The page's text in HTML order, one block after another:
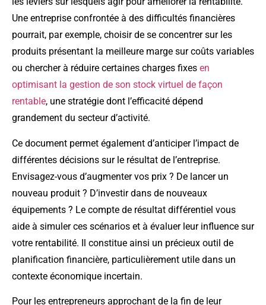
Une entreprise confrontée à des difficultés financières
pourrait, par exemple, choisir de se concentrer sur les
produits présentant la meilleure marge sur coûts variables
ou chercher à réduire certaines charges fixes en
optimisant la gestion de son stock virtuel de façon
rentable, une stratégie dont l’efficacité dépend
grandement du secteur d’activité.
Ce document permet également d’anticiper l’impact de
différentes décisions sur le résultat de l’entreprise.
Envisagez-vous d’augmenter vos prix ? De lancer un
nouveau produit ? D’investir dans de nouveaux
équipements ? Le compte de résultat différentiel vous
aide à simuler ces scénarios et à évaluer leur influence sur
votre rentabilité. Il constitue ainsi un précieux outil de
planification financière, particulièrement utile dans un
contexte économique incertain.
Pour les entrepreneurs approchant de la fin de leur